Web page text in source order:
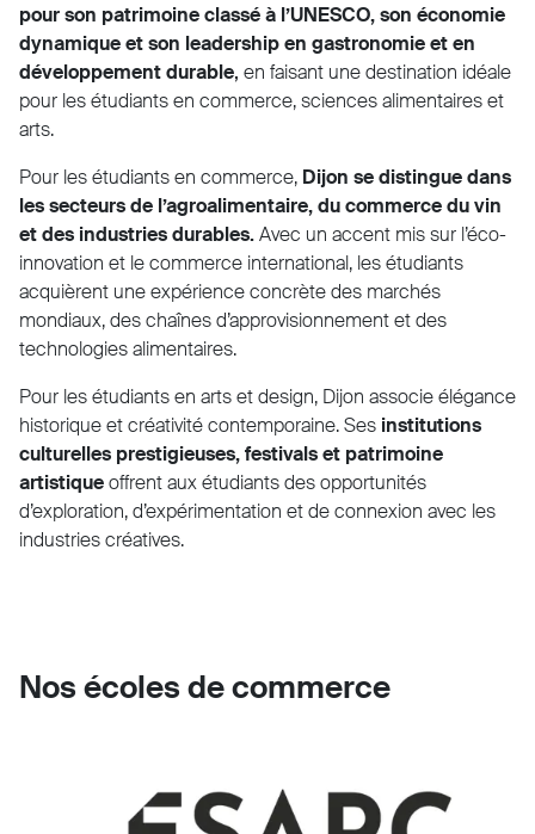
pour son patrimoine classé à l’UNESCO, son économie
dynamique et son leadership en gastronomie et en
développement durable, en faisant une destination idéale
pour les étudiants en commerce, sciences alimentaires et
arts.
Pour les étudiants en commerce, Dijon se distingue dans
les secteurs de l’agroalimentaire, du commerce du vin
et des industries durables.Avec un accent mis sur l’éco-
innovation et le commerce international, les étudiants
acquièrent une expérience concrète des marchés
mondiaux, des chaînes d’approvisionnement et des
technologies alimentaires.
Pour les étudiants en arts et design, Dijon associe élégance
historique et créativité contemporaine. Ses institutions
culturelles prestigieuses, festivals et patrimoine
artistiqueoffrent aux étudiants des opportunités
d’exploration, d’expérimentation et de connexion avec les
industries créatives.
Nos écoles de commerce